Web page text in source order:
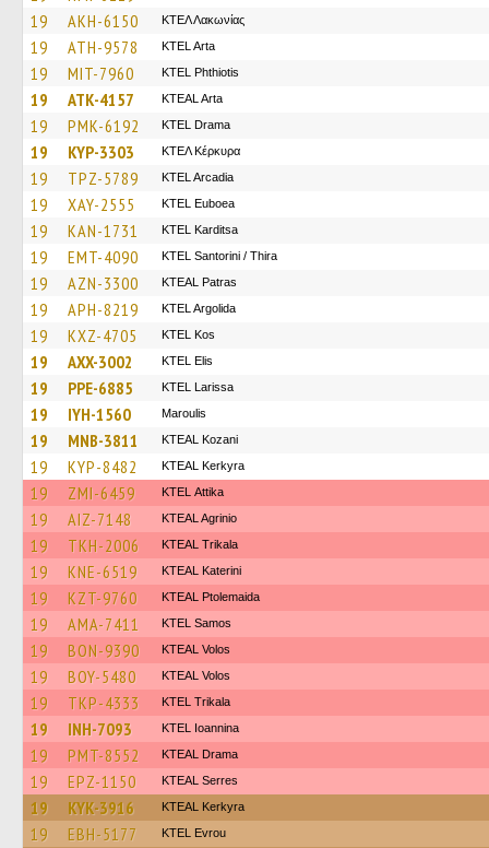
19 AKH-6150 ΚΤΕΛ Λακωνίας
19 ATH-9578 KTEL Arta
19 MIT-7960 ΚΤΕL Phthiotis
19 ATK-4157 KTEAL Arta
19 PMK-6192 KTEL Drama
19 KYP-3303 ΚΤΕΛ Κέρκυρα
19 TPZ-5789 KTEL Arcadia
19 XAY-2555 ΚΤΕL Euboea
19 KAN-1731 ΚΤΕL Karditsa
19 EMT-4090 KTEL Santorini / Thira
19 AZN-3300 KTEAL Patras
19 APH-8219 KTEL Argolida
19 KXZ-4705 KTEL Kos
19 AXX-3002 KTEL Elis
19 PPE-6885 KTEL Larissa
19 IYH-1560 Maroulis
19 MNB-3811 KTEAL Kozani
19 KYP-8482 KTEAL Kerkyra
19 ZMI-6459 KΤΕL Αttika
19 AIZ-7148 KTEAL Agrinio
19 TKH-2006 KTEAL Trikala
19 KNE-6519 KTEAL Katerini
19 KZT-9760 KTEAL Ptolemaida
19 AMA-7411 KTEL Samos
19 BON-9390 KTEAL Volos
19 BOY-5480 KTEAL Volos
19 TKP-4333 ΚΤΕL Τrikala
19 INH-7093 KTEL Ioannina
19 PMT-8552 KTEAL Drama
19 EPZ-1150 KTEAL Serres
19 KYK-3916 KTEAL Kerkyra
19 EBH-5177 KTEL Evrou